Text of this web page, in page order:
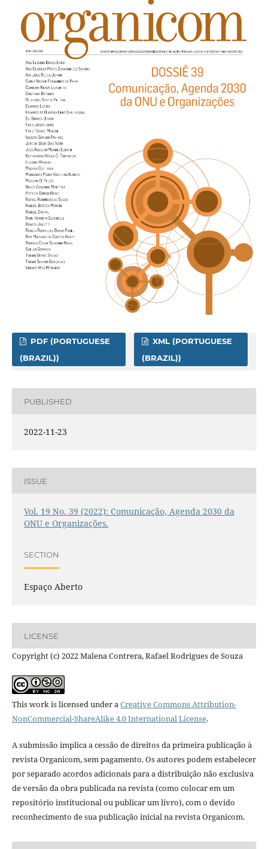
PDF (PORTUGUESE
(BRAZIL))
XML (PORTUGUESE
(BRAZIL))
PUBLISHED
2022-11-23
ISSUE
Vol. 19 No. 39 (2022): Comunicação, Agenda 2030 da
ONU e Organizações.
SECTION
Espaço Aberto
LICENSE
Copyright (c) 2022 Malena Contrera, Rafael Rodrigues de Souza
This work is licensed under a Creative Commons Attribution-
NonCommercial-ShareAlike 4.0 International License.
A submissão implica a cessão de direitos da primeira publicação à
revista Organicom, sem pagamento. Os autores podem estabelecer
por separado acordos adicionais para a distribuição não exclusiva
de versão da obra publicada na revista (como colocar em um
repositório institucional ou publicar um livro), com o devido
reconhecimento de sua publicação inicial na revista Organicom.